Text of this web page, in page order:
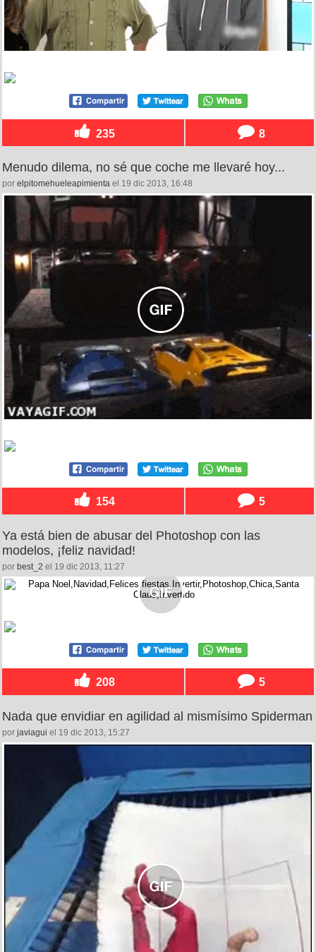
235 8
Menudo dilema, no sé que coche me llevaré hoy...
por elpitomehueleapimienta el 19 dic 2013, 16:48
154 5
Ya está bien de abusar del Photoshop con las
modelos, ¡feliz navidad!
por best_2 el 19 dic 2013, 11:27
208 5
Nada que envidiar en agilidad al mismísimo Spiderman
por javiagui el 19 dic 2013, 15:27